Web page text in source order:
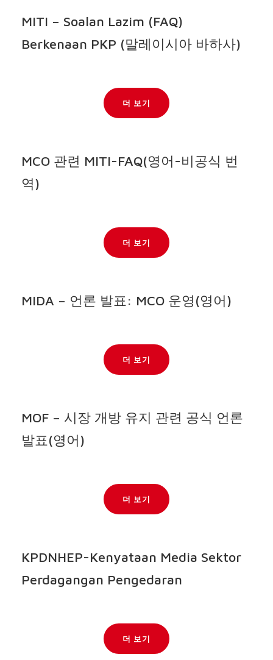
MITI – Soalan Lazim (FAQ)
Berkenaan PKP (말레이시아 바하사)
더 보기
MCO 관련 MITI-FAQ(영어-비공식 번
역)
더 보기
MIDA – 언론 발표: MCO 운영(영어)
더 보기
MOF – 시장 개방 유지 관련 공식 언론
발표(영어)
더 보기
KPDNHEP-Kenyataan Media Sektor
Perdagangan Pengedaran
더 보기